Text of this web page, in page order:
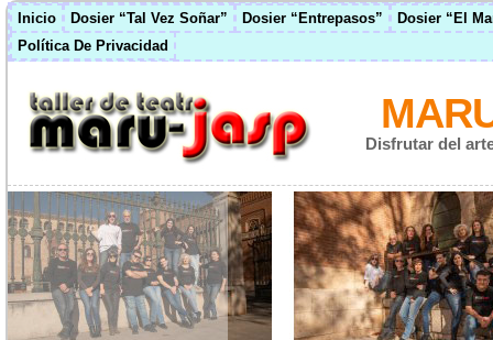
Inicio Dosier “Tal Vez Soñar” Dosier “Entrepasos”
Dosier “El
Política De Privacidad
Disfrutar del